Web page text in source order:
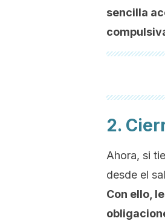
sencilla
2.
Ahora, si
desde el
Con ello,